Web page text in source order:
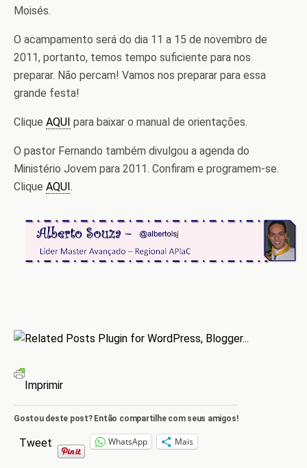
Moisés.
O acampamento será do dia 11 a 15 de novembro de
2011, portanto, temos tempo suficiente para nos
preparar. Não percam! Vamos nos preparar para essa
grande festa!
Clique AQUI para baixar o manual de orientações.
O pastor Fernando também divulgou a agenda do
Ministério Jovem para 2011. Confiram e programem-se.
Clique AQUI.
Imprimir
Gostou deste post? Então compartilhe com seus amigos!
Tweet WhatsApp Mais